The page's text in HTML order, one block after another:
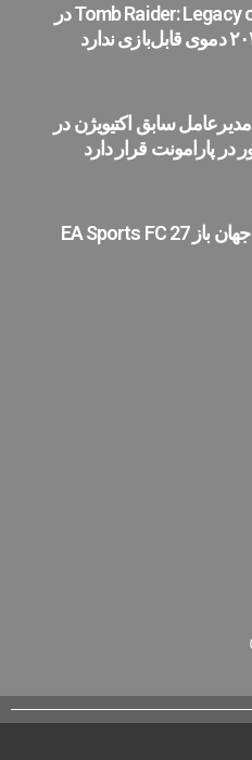
Tomb Raider: Legacy of Atlantis در
سابق اکتیویژن در
در پارامونت قرار دارد
تریلر حالت جهان باز EA Sports FC 27